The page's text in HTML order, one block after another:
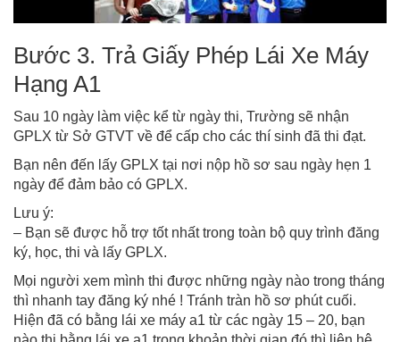
Bước 3. Trả Giấy Phép Lái Xe Máy
Hạng A1
Sau 10 ngày làm việc kể từ ngày thi, Trường sẽ nhận
GPLX từ Sở GTVT về để cấp cho các thí sinh đã thi đạt.
Bạn nên đến lấy GPLX tại nơi nộp hồ sơ sau ngày hẹn 1
ngày để đảm bảo có GPLX.
Lưu ý:
– Bạn sẽ được hỗ trợ tốt nhất trong toàn bộ quy trình đăng
ký, học, thi và lấy GPLX.
Mọi người xem mình thi được những ngày nào trong tháng
thì nhanh tay đăng ký nhé ! Tránh tràn hồ sơ phút cuối.
Hiện đã có bằng lái xe máy a1 từ các ngày 15 – 20, bạn